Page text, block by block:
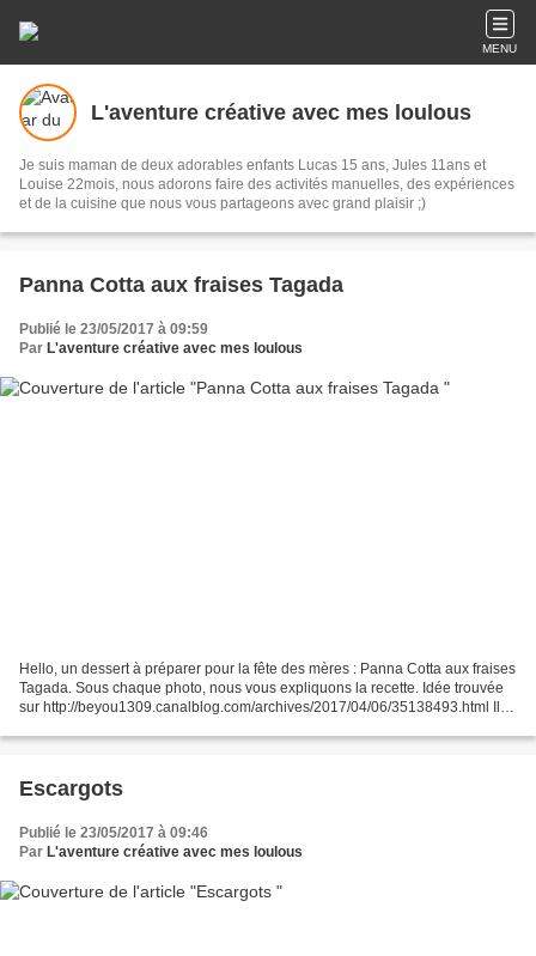
MENU
L'aventure créative avec mes loulous
Je suis maman de deux adorables enfants Lucas 15 ans, Jules 11ans et
Louise 22mois, nous adorons faire des activités manuelles, des expériences
et de la cuisine que nous vous partageons avec grand plaisir ;)
Panna Cotta aux fraises Tagada
Publié le 23/05/2017 à 09:59
Par L'aventure créative avec mes loulous
Hello, un dessert à préparer pour la fête des mères : Panna Cotta aux fraises
Tagada. Sous chaque photo, nous vous expliquons la recette. Idée trouvée
sur http://beyou1309.canalblog.com/archives/2017/04/06/35138493.html Il
Escargots
Publié le 23/05/2017 à 09:46
Par L'aventure créative avec mes loulous